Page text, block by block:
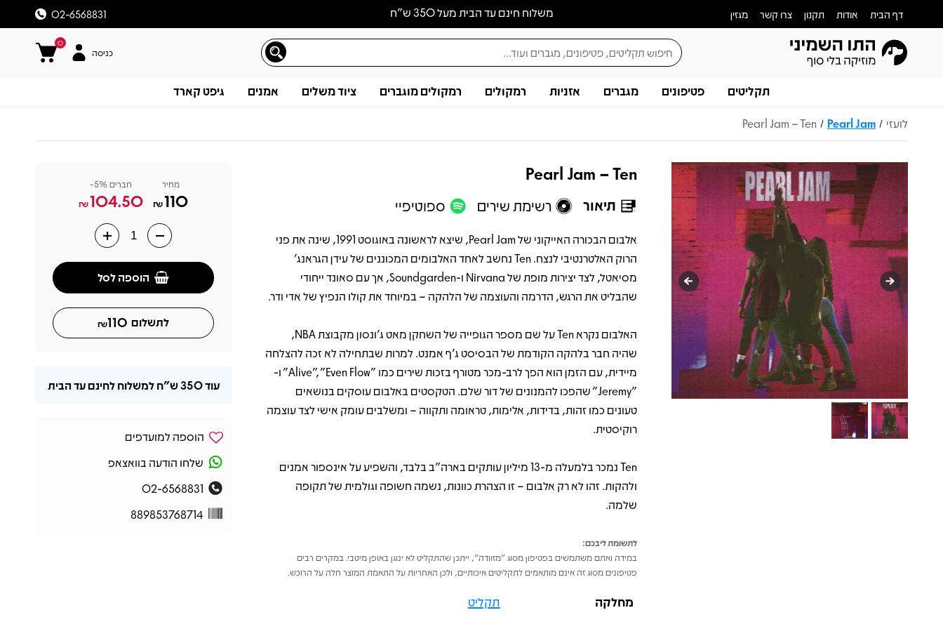
משלוח חינם עד הבית מעל 350 ש״ח דף הבית אודות תקנון צרו קשר מגזין 02-6568831
0
כניסה
תקליטים פטיפונים מגברים אזניות רמקולים רמקולים מוגברים ציוד משלים אמנים גיפט קארד
לועזי /
Pearl Jam
/
Pearl Jam – Ten
Pearl Jam – Ten
תיאור רשימת שירים ספוטיפיי
תיאור
אלבום הבכורה האייקוני של Pearl Jam, שיצא לראשונה באוגוסט 1991, שינה את פני
הרוק האלטרנטיבי לנצח. Ten נחשב לאחד האלבומים המכוננים של עידן הגראנג’
מסיאטל, לצד יצירות מופת של Nirvana ו-Soundgarden, אך עם סאונד ייחודי
שהבליט את הרגש, הדרמה והעוצמה של הלהקה – במיוחד את קולו הנפיץ של אדי ודר.
האלבום נקרא Ten על שם מספר הגופייה של השחקן מאט ג’ונסון מקבוצת NBA,
שהיה חבר בלהקה הקודמת של הבסיסט ג'ף אמנט. למרות שבתחילה לא זכה להצלחה
מיידית, עם הזמן הוא הפך לרב-מכר מטורף בזכות שירים כמו "Alive", "Even Flow" ו-
"Jeremy" שהפכו להמנונים של דור שלם. הטקסטים באלבום עוסקים בנושאים
טעונים כמו זהות, בדידות, אלימות, טראומה ותקווה – ומשלבים עומק אישי לצד עוצמה
רוקיסטית.
Ten נמכר בלמעלה מ-13 מיליון עותקים בארה״ב בלבד, והשפיע על אינספור אמנים
ולהקות. זהו לא רק אלבום – זו הצהרת כוונות, נשמה חשופה וגולמית של תקופה
שלמה.
לתשומת ליבכם:
במידה ואתם משתמשים בפטיפון מסוג "מזוודה", ייתכן שהתקליט לא ינוגן באופן מיטבי. במקרים רבים
פטיפונים מסוג זה אינם מותאמים לתקליטים איכותיים, ולכן האחריות על התאמת המוצר חלה על הרוכש.
מחלקה תקליט
מחיר
110
₪
חברים 5%-
104.50
₪
הוספה לסל
לתשלום 110
₪
עוד350 ש"ח למשלוח לחינם עד הבית
הוספה למועדפים
שלחו הודעה בוואצאפ
02-6568831
889853768714